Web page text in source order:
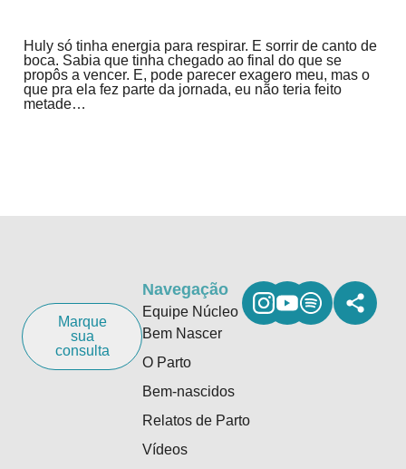
Huly só tinha energia para respirar. E sorrir de canto de
boca. Sabia que tinha chegado ao final do que se
propôs a vencer. E, pode parecer exagero meu, mas o
que pra ela fez parte da jornada, eu não teria feito
metade…
Marque
sua
consulta
Navegação
Equipe Núcleo
Bem Nascer
O Parto
Bem-nascidos
Relatos de Parto
Vídeos